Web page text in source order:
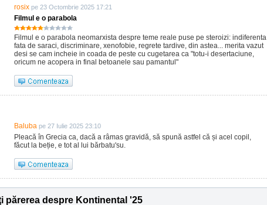
rosix pe 23 Octombrie 2025 17:21
Filmul e o parabola
Filmul e o parabola neomarxista despre teme reale puse pe steroizi: indiferenta
fata de saraci, discriminare, xenofobie, regrete tardive, din astea... merita vazut
desi se cam incheie in coada de peste cu cugetarea ca "totu-i desertaciune,
oricum ne acopera in final betoanele sau pamantul"
Baluba pe 27 Iulie 2025 23:10
Pleacă în Grecia ca, dacă a râmas gravidă, să spună astfel că și acel copil,
făcut la beție, e tot al lui bărbatu'su.
părerea despre Kontinental '25